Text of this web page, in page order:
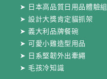
➤ 日本高品質日用品體驗組
➤ 設計大獎肯定貓抓架
➤ 義大利品牌餐碗
➤ 可愛小雞造型用品
➤ 日系堅韌外出牽繩
➤ 毛孩冷知識